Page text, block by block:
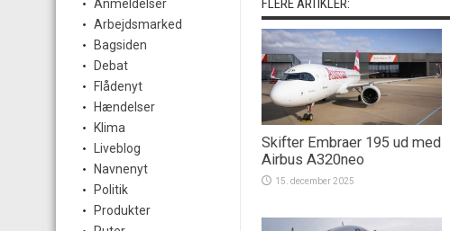
FLERE ARTIKLER:
Skifter Embraer 195 ud med
Airbus A320neo
15. december 2025
Anmeldelser
Arbejdsmarked
Bagsiden
Debat
Flådenyt
Hændelser
Klima
Liveblog
Navnenyt
Politik
Produkter